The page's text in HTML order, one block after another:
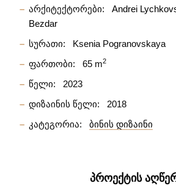
არქიტექტორები:
Andrei
Bezdar
სურათი:
Ksenia Pogranovskaya
ფართობი:
65 m2
წელი:
2023
დიზაინის წელი:
2018
კატეგორია:
ბინის დიზაინი
ᲞᲠᲝᲔᲥᲢᲘᲡ